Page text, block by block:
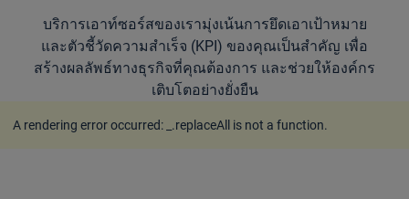
บริการเอาท์ซอร์สของเรามุ่งเน้นการยึดเอาเป้าหมาย
และตัวชี้วัดความสำเร็จ (KPI) ของคุณเป็นสำคัญ เพื่อ
สร้างผลลัพธ์ทางธุรกิจที่คุณต้องการ และช่วยให้องค์กร
เติบโตอย่างยั่งยืน
A rendering error occurred: _.replaceAll is not a function.